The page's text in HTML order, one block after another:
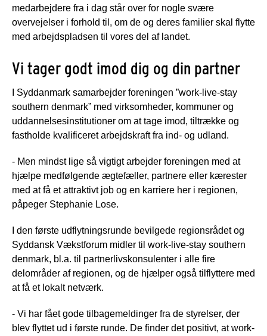
medarbejdere fra i dag står over for nogle svære
overvejelser i forhold til, om de og deres familier skal flytte
med arbejdspladsen til vores del af landet.
Vi tager godt imod dig og din partner
I Syddanmark samarbejder foreningen ”work-live-stay
southern denmark” med virksomheder, kommuner og
uddannelsesinstitutioner om at tage imod, tiltrække og
fastholde kvalificeret arbejdskraft fra ind- og udland.
- Men mindst lige så vigtigt arbejder foreningen med at
hjælpe medfølgende ægtefæller, partnere eller kærester
med at få et attraktivt job og en karriere her i regionen,
påpeger Stephanie Lose.
I den første udflytningsrunde bevilgede regionsrådet og
Syddansk Vækstforum midler til work-live-stay southern
denmark, bl.a. til partnerlivskonsulenter i alle fire
delområder af regionen, og de hjælper også tilflyttere med
at få et lokalt netværk.
- Vi har fået gode tilbagemeldinger fra de styrelser, der
blev flyttet ud i første runde. De finder det positivt, at work-